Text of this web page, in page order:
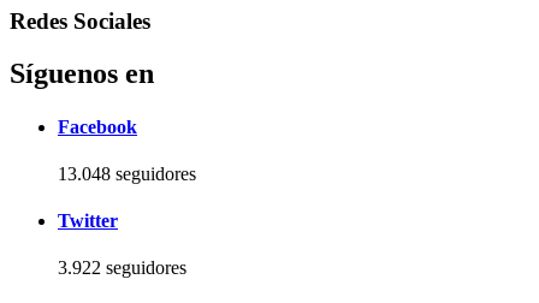
Redes Sociales
Síguenos en
Facebook
13.048 seguidores
Twitter
3.922 seguidores